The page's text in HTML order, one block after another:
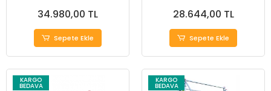
34.980,00 TL
Sepete Ekle
28.644,00 TL
Sepete Ekle
KARGO
BEDAVA
KARGO
BEDAVA